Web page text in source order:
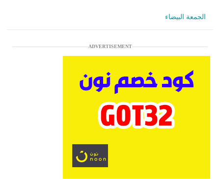
الجمعة البيضاء
ADVERTISEMENT